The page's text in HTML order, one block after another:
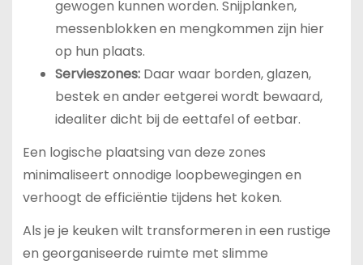
gewogen kunnen worden. Snijplanken,
messenblokken en mengkommen zijn hier
op hun plaats.
Servieszones:Daar waar borden, glazen,
bestek en ander eetgerei wordt bewaard,
idealiter dicht bij de eettafel of eetbar.
Een logische plaatsing van deze zones
minimaliseert onnodige loopbewegingen en
verhoogt de efficiëntie tijdens het koken.
Als je je keuken wilt transformeren in een rustige
en georganiseerde ruimte met slimme